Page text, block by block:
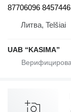
87706096
Литва, Telšiai
UAB “KASIMA”